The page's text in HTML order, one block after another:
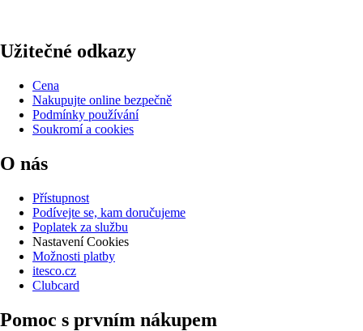
Užitečné odkazy
Cena
Nakupujte online bezpečně
Podmínky používání
Soukromí a cookies
O nás
Přístupnost
Podívejte se, kam doručujeme
Poplatek za službu
Nastavení Cookies
Možnosti platby
itesco.cz
Clubcard
Pomoc s prvním nákupem